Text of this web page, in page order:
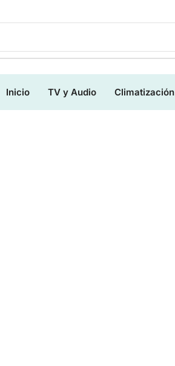
Inicio TV y Audio Climatización